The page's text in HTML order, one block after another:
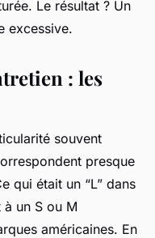
Le résultat ? Un
excessive.
: les
souvent
presque
qui était un “L” dans
un S ou M
américaines. En